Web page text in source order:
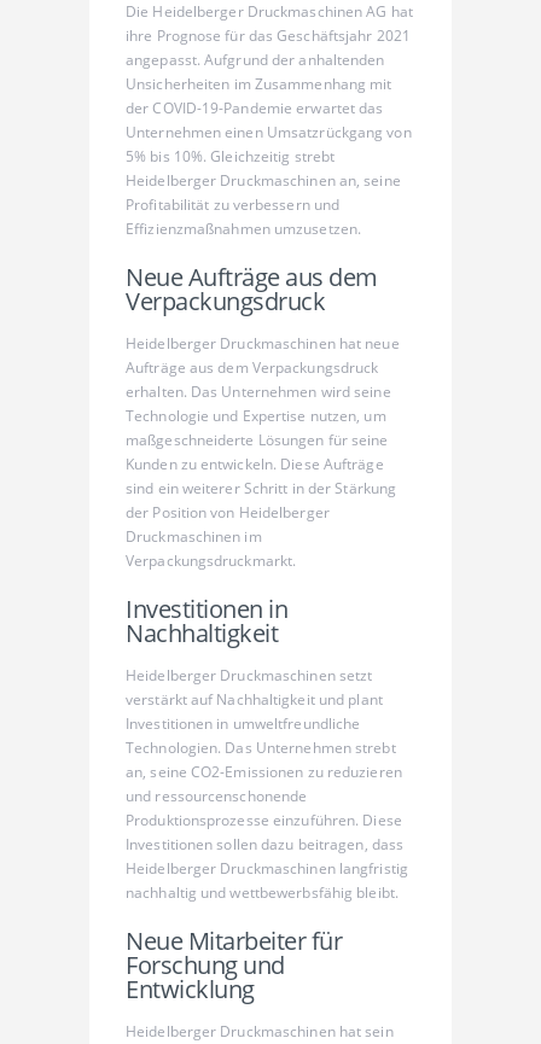
Die Heidelberger Druckmaschinen AG hat
ihre Prognose für das Geschäftsjahr 2021
angepasst. Aufgrund der anhaltenden
Unsicherheiten im Zusammenhang mit
der COVID-19-Pandemie erwartet das
Unternehmen einen Umsatzrückgang von
5% bis 10%. Gleichzeitig strebt
Heidelberger Druckmaschinen an, seine
Profitabilität zu verbessern und
Effizienzmaßnahmen umzusetzen.
Neue Aufträge aus dem
Verpackungsdruck
Heidelberger Druckmaschinen hat neue
Aufträge aus dem Verpackungsdruck
erhalten. Das Unternehmen wird seine
Technologie und Expertise nutzen, um
maßgeschneiderte Lösungen für seine
Kunden zu entwickeln. Diese Aufträge
sind ein weiterer Schritt in der Stärkung
der Position von Heidelberger
Druckmaschinen im
Verpackungsdruckmarkt.
Investitionen in
Nachhaltigkeit
Heidelberger Druckmaschinen setzt
verstärkt auf Nachhaltigkeit und plant
Investitionen in umweltfreundliche
Technologien. Das Unternehmen strebt
an, seine CO2-Emissionen zu reduzieren
und ressourcenschonende
Produktionsprozesse einzuführen. Diese
Investitionen sollen dazu beitragen, dass
Heidelberger Druckmaschinen langfristig
nachhaltig und wettbewerbsfähig bleibt.
Neue Mitarbeiter für
Forschung und
Entwicklung
Heidelberger Druckmaschinen hat sein